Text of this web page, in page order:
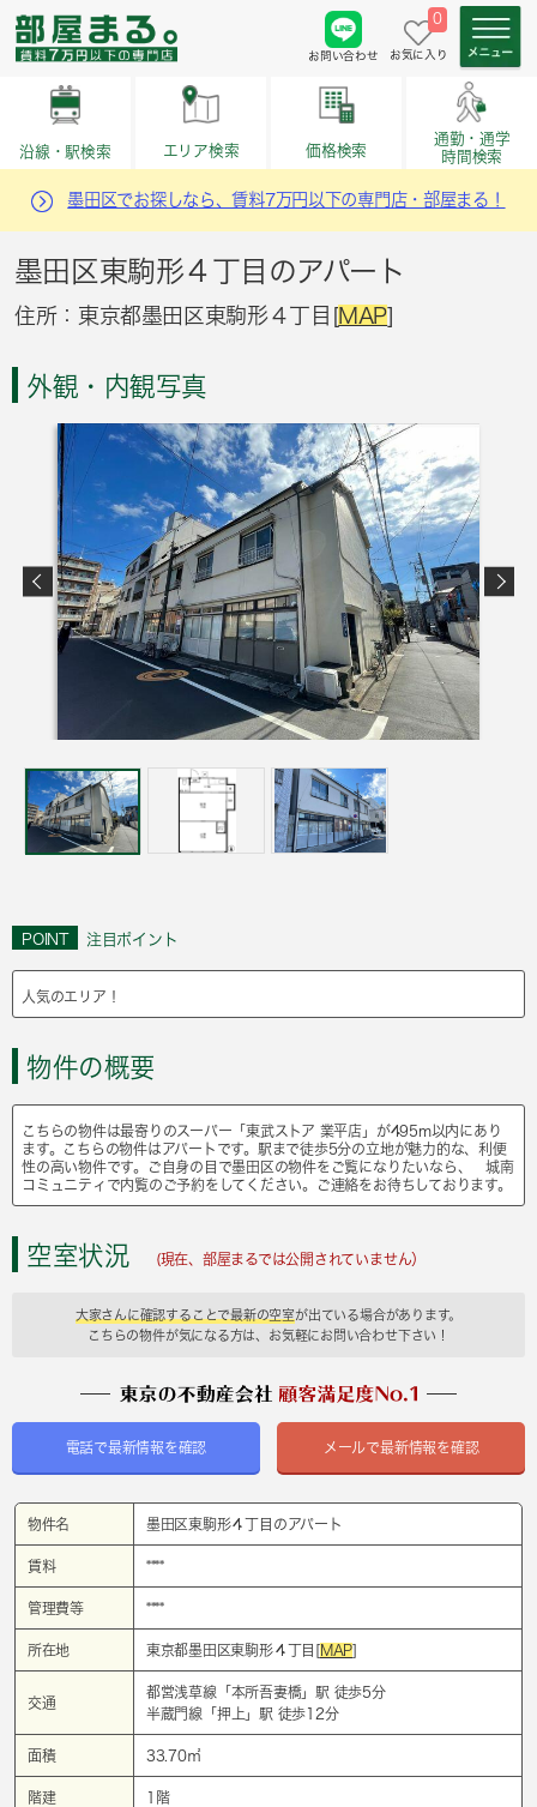
お問い合わせ
0
お気に入り
沿線・駅検索 エリア検索 価格検索
通勤・通学
時間検索
墨田区でお探しなら、賃料7万円以下の専門店・部屋まる！
墨田区東駒形４丁目のアパート
住所：東京都墨田区東駒形４丁目[MAP]
外観・内観写真
POINT 注目ポイント
人気のエリア！
物件の概要
こちらの物件は最寄りのスーパー「東武ストア 業平店」が495m以内にあり
ます。こちらの物件はアパートです。駅まで徒歩5分の立地が魅力的な、利便
性の高い物件です。ご自身の目で墨田区の物件をご覧になりたいなら、 城南
コミュニティで内覧のご予約をしてください。ご連絡をお待ちしております。
空室状況 (現在、部屋まるでは公開されていません）
大家さんに確認することで最新の空室が出ている場合があります。
こちらの物件が気になる方は、お気軽にお問い合わせ下さい！
電話で最新情報を確認 メールで最新情報を確認
物件名 墨田区東駒形４丁目のアパート
賃料 ****
管理費等 ****
所在地 東京都墨田区東駒形４丁目[MAP]
交通
都営浅草線「 本所吾妻橋」駅 徒歩5分
半蔵門線「 押上 」駅 徒歩12分
面積 33.70㎡
階建 1階